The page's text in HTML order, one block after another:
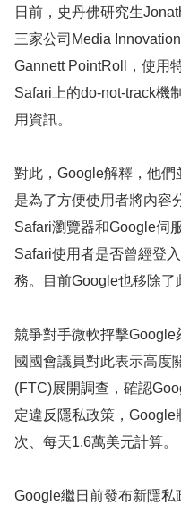
日前，史丹佛研究生
三家公司 Media
Gannett PointRoll
， 使用
Safari 上的do-not-track機
用資訊。
對此， Google解釋，他們
是為了方便使用者將內容
Safari瀏覽器和Google伺
Safari使用者是否曾經登入
務。目前Google也移除了
競爭對手微軟抨擊Google
國國會議員對此表示高度
(FTC)展開調查，確認
定違反隱私政策， Google
次、每天1.6萬美元計算。
Google繼日前發布新隱私